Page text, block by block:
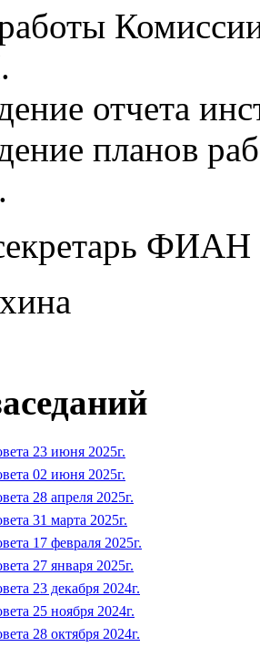
отчета
планов
ФИАН
23 июня 2025г.
02 июня 2025г.
28 апреля 2025г.
31 марта 2025г.
17 февраля 2025г.
27 января 2025г.
23 декабря 2024г.
25 ноября 2024г.
28 октября 2024г.